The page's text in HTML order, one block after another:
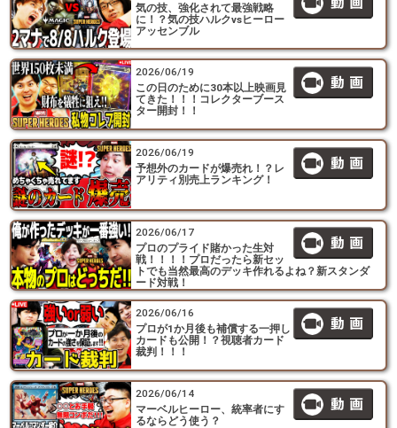
気の技、強化されて最強戦略
に！？気の技ハルクvsヒーロー
アッセンブル
2026/06/19
この日のために30本以上映画見
てきた！！！コレクターブース
ター開封！！
2026/06/19
予想外のカードが爆売れ！？レ
アリティ別売上ランキング！
2026/06/17
プロのプライド賭かった生対
戦！！！！プロだったら新セッ
トでも当然最高のデッキ作れるよね？新スタンダ
ード対戦！
2026/06/16
プロが1か月後も補償する一押し
カードも公開！？視聴者カード
裁判！！！
2026/06/14
マーベルヒーロー、統率者にす
るならどう使う？